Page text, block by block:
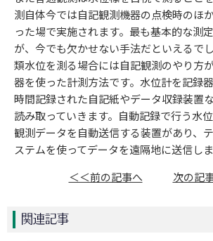
測自体今では自記観測機器の点検時のほ
った場で実施されます。最も基本的な測
が、今でも欠かせない手法だといえるで
類水位を測る場合には自記観測のやり方
器を使った計測方法です。水位計を記録
時間記録された自記紙やデータ収録装置
読み取っていきます。自動記録で行う水位
観測データを自動送信する装置があり、
ステムを使ってデータを遠隔地に送信しま
＜＜前の記事へ
次の記
関連記事